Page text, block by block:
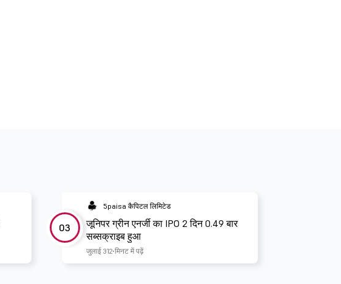
03
5paisa कैपिटल लिमिटेड
जूनिपर ग्रीन एनर्जी का IPO 2 दिन 0.49 बार
सब्सक्राइब हुआ
जुलाई 312 मिनट में पढ़ें